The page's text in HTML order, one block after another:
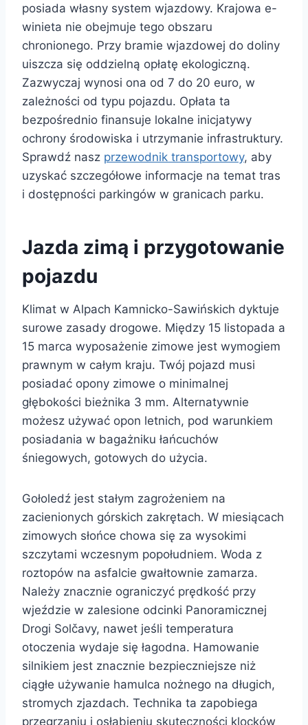
posiada własny system wjazdowy. Krajowa e-
winieta nie obejmuje tego obszaru
chronionego. Przy bramie wjazdowej do doliny
uiszcza się oddzielną opłatę ekologiczną.
Zazwyczaj wynosi ona od 7 do 20 euro, w
zależności od typu pojazdu. Opłata ta
bezpośrednio finansuje lokalne inicjatywy
ochrony środowiska i utrzymanie infrastruktury.
Sprawdź nasz przewodnik transportowy, aby
uzyskać szczegółowe informacje na temat tras
i dostępności parkingów w granicach parku.
Jazda zimą i przygotowanie
pojazdu
Klimat w Alpach Kamnicko-Sawińskich dyktuje
surowe zasady drogowe. Między 15 listopada a
15 marca wyposażenie zimowe jest wymogiem
prawnym w całym kraju. Twój pojazd musi
posiadać opony zimowe o minimalnej
głębokości bieżnika 3 mm. Alternatywnie
możesz używać opon letnich, pod warunkiem
posiadania w bagażniku łańcuchów
śniegowych, gotowych do użycia.
Gołoledź jest stałym zagrożeniem na
zacienionych górskich zakrętach. W miesiącach
zimowych słońce chowa się za wysokimi
szczytami wczesnym popołudniem. Woda z
roztopów na asfalcie gwałtownie zamarza.
Należy znacznie ograniczyć prędkość przy
wjeździe w zalesione odcinki Panoramicznej
Drogi Solčavy, nawet jeśli temperatura
otoczenia wydaje się łagodna. Hamowanie
silnikiem jest znacznie bezpieczniejsze niż
ciągłe używanie hamulca nożnego na długich,
stromych zjazdach. Technika ta zapobiega
przegrzaniu i osłabieniu skuteczności klocków